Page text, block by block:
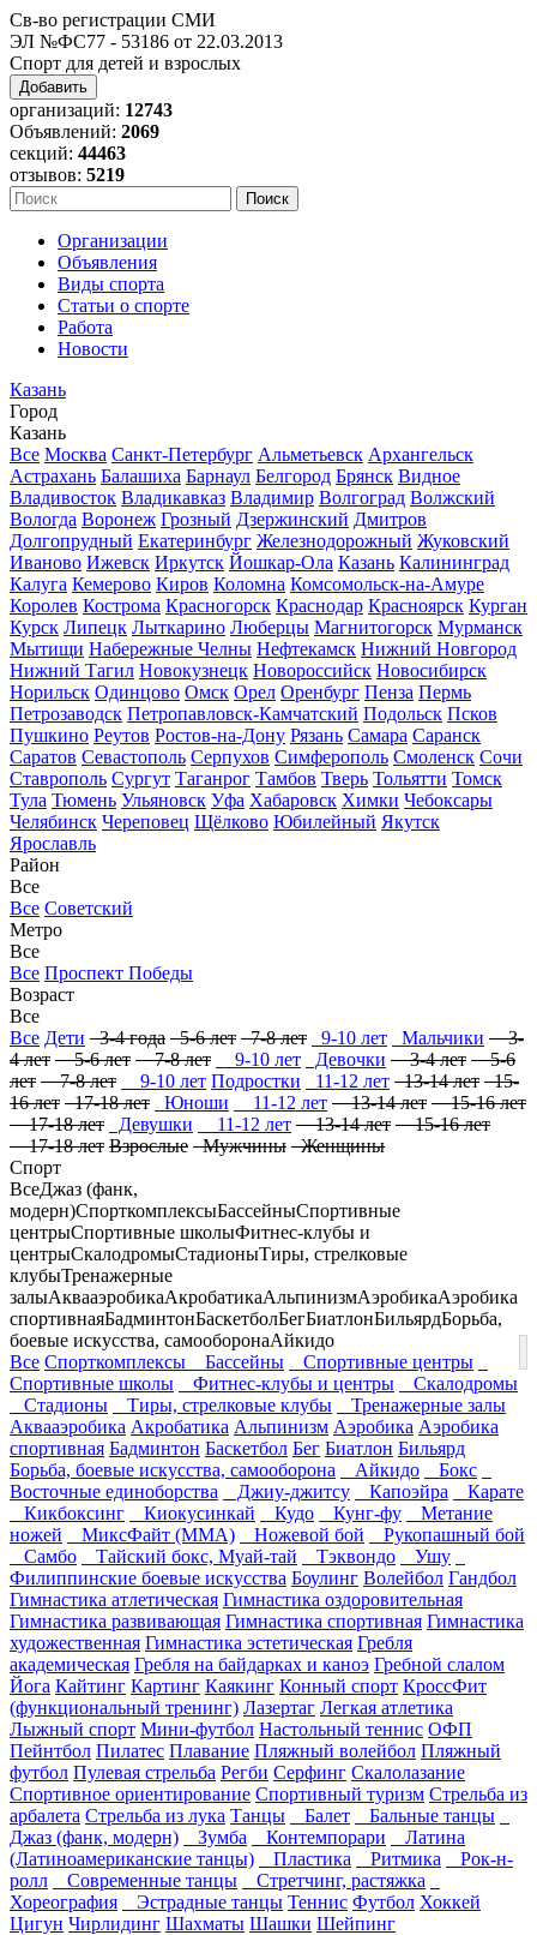
Св-во регистрации СМИ
ЭЛ №ФС77 - 53186 от 22.03.2013
Спорт для детей и взрослых
Добавить
организаций: 12743
Объявлений: 2069
секций: 44463
отзывов: 5219
Организации
Объявления
Виды спорта
Статьи о спорте
Работа
Новости
Казань
Город
Казань
Все Москва Санкт-Петербург Альметьевск Архангельск
Астрахань Балашиха Барнаул Белгород Брянск Видное
Владивосток Владикавказ Владимир Волгоград Волжский
Вологда Воронеж Грозный Дзержинский Дмитров
Долгопрудный Екатеринбург Железнодорожный Жуковский
Иваново Ижевск Иркутск Йошкар-Ола Казань Калининград
Калуга Кемерово Киров Коломна Комсомольск-на-Амуре
Королев Кострома Красногорск Краснодар Красноярск Курган
Курск Липецк Лыткарино Люберцы Магнитогорск Мурманск
Мытищи Набережные Челны Нефтекамск Нижний Новгород
Нижний Тагил Новокузнецк Новороссийск Новосибирск
Норильск Одинцово Омск Орел Оренбург Пенза Пермь
Петрозаводск Петропавловск-Камчатский Подольск Псков
Пушкино Реутов Ростов-на-Дону Рязань Самара Саранск
Саратов Севастополь Серпухов Симферополь Смоленск Сочи
Ставрополь Сургут Таганрог Тамбов Тверь Тольятти Томск
Тула Тюмень Ульяновск Уфа Хабаровск Химки Чебоксары
Челябинск Череповец Щёлково Юбилейный Якутск
Ярославль
Район
Все
Все Советский
Метро
Все
Все Проспект Победы
Возраст
Все
Все Дети 3-4 года 5-6 лет 7-8 лет 9-10 лет Мальчики 3-
4 лет 5-6 лет 7-8 лет 9-10 лет Девочки 3-4 лет 5-6
лет 7-8 лет 9-10 лет Подростки 11-12 лет 13-14 лет 15-
16 лет 17-18 лет Юноши 11-12 лет 13-14 лет 15-16 лет
17-18 лет
Девушки 11-12 лет 13-14 лет 15-16 лет
17-18 лет Взрослые Мужчины Женщины
Спорт
ВсеДжаз (фанк,
модерн)СпорткомплексыБассейныСпортивные
центрыСпортивные школыФитнес-клубы и
центрыСкалодромыСтадионыТиры, стрелковые
клубыТренажерные
залыАквааэробикаАкробатикаАльпинизмАэробикаАэробика
спортивнаяБадминтонБаскетболБегБиатлонБильярдБорьба,
боевые искусства, самооборонаАйкидо
Все Спорткомплексы Бассейны
Спортивные центры
Спортивные школы
Фитнес-клубы и центры
Скалодромы
Стадионы
Тиры, стрелковые клубы
Тренажерные залы
Аквааэробика Акробатика Альпинизм Аэробика Аэробика
спортивная Бадминтон Баскетбол Бег Биатлон Бильярд
Борьба, боевые искусства, самооборона
Айкидо
Бокс
Восточные единоборства
Джиу-джитсу Капоэйра
Карате
Кикбоксинг
Киокусинкай Кудо Кунг-фу
Метание
ножей
МиксФайт (ММА) Ножевой бой
Рукопашный бой
Самбо
Тайский бокс, Муай-тай Тэквондо
Ушу
Филиппинские боевые искусства Боулинг Волейбол Гандбол
Гимнастика атлетическая Гимнастика оздоровительная
Гимнастика развивающая Гимнастика спортивная Гимнастика
художественная Гимнастика эстетическая Гребля
академическая Гребля на байдарках и каноэ Гребной слалом
Йога Кайтинг Картинг Каякинг Конный спорт КроссФит
(функциональный тренинг) Лазертаг Легкая атлетика
Лыжный спорт Мини-футбол Настольный теннис ОФП
Пейнтбол Пилатес Плавание Пляжный волейбол Пляжный
футбол Пулевая стрельба Регби Серфинг Скалолазание
Спортивное ориентирование Спортивный туризм Стрельба из
арбалета Стрельба из лука Танцы Балет
Бальные танцы
Джаз (фанк, модерн)
Зумба Контемпорари
Латина
(Латиноамериканские танцы)
Пластика Ритмика
Рок-н-
ролл
Современные танцы
Стретчинг, растяжка
Хореография
Эстрадные танцы Теннис Футбол Хоккей
Цигун Чирлидинг Шахматы Шашки Шейпинг